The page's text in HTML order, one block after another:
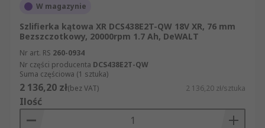
W magazynie
Szlifierka kątowa XR DCS438E2T-QW 18V XR, 76 mm
Bezszczotkowy, 20000rpm 1.7 Ah, DeWALT
Nr art. RS 260-0934
Nr części producenta DCS438E2T-QW
Suma częściowa (1 sztuka)
2 136,20 zł(bez VAT) 2 136,20 zł/sztuka
Ilość